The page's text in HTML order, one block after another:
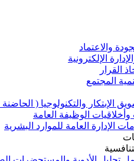
والاعتماد
الإلكترونية
القرار
المجتمع
الإبتكار والتكنولوجيا ( الحاضنة
الوظيفة العامة
الإدارة العامة للموارد البشرية